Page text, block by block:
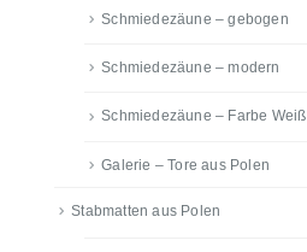
Schmiedezäune – gebogen
Schmiedezäune – modern
Schmiedezäune – Farbe Weiß
Galerie – Tore aus Polen
Stabmatten aus Polen